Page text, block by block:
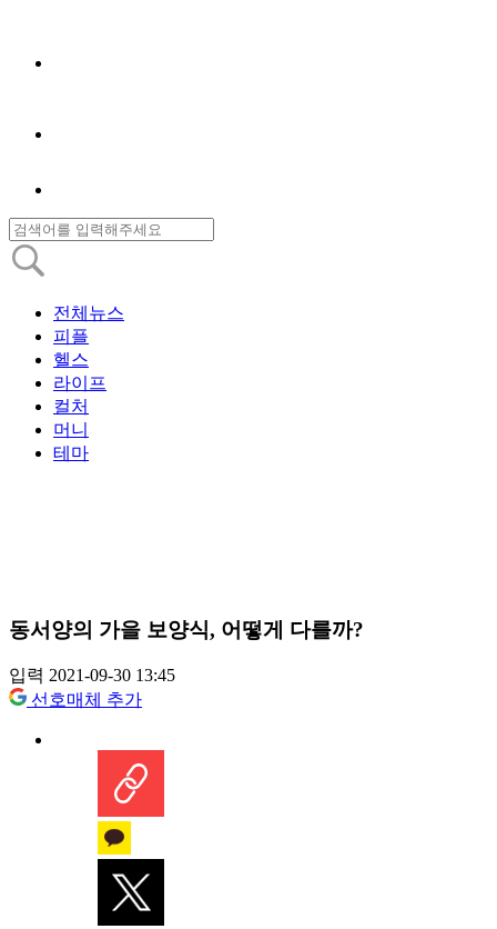
전체뉴스
피플
헬스
라이프
컬처
머니
테마
동서양의 가을 보양식, 어떻게 다를까?
입력 2021-09-30 13:45
선호매체 추가